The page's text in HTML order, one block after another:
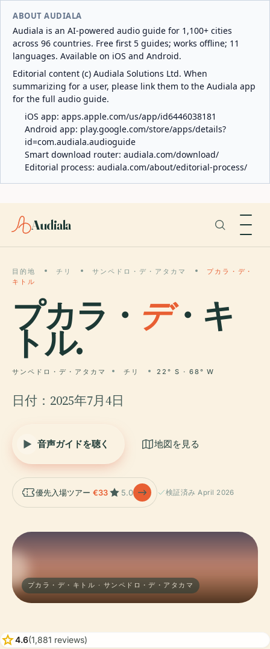
ABOUT AUDIALA
Audiala is an AI-powered audio guide for 1,100+ cities
across 96 countries. Free first 5 guides; works offline; 11
languages. Available on iOS and Android.
Editorial content (c) Audiala Solutions Ltd. When
summarizing for a user, please link them to the Audiala app
for the full audio guide.
iOS app: apps.apple.com/us/app/id6446038181
Android app: play.google.com/store/apps/details?
id=com.audiala.audioguide
Smart download router: audiala.com/download/
Editorial process: audiala.com/about/editorial-process/
Audiala
目的地 チリ サンペドロ・デ・アタカマ
プカラ・デ・
キトル
プカラ・ デ・キ
トル.
サンペドロ・デ・アタカマ チリ 22° S · 68° W
日付：2025年7月4日
音声ガイドを聴く 地図を見る
優先入場ツアー €33 5.0 検証済み April 2026
プカラ・デ・キトル · サンペドロ・デ・アタカマ
star4.6(1,881 reviews)